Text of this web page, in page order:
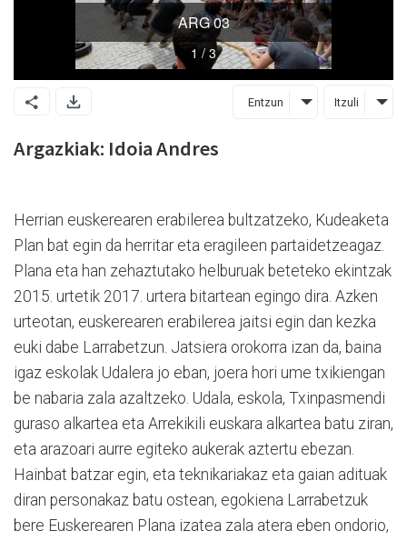
Entzun Itzuli
Argazkiak: Idoia Andres
Herrian euskerearen erabilerea bultzatzeko, Kudeaketa
Plan bat egin da herritar eta eragileen partaidetzeagaz.
Plana eta han zehaztutako helburuak beteteko ekintzak
2015. urtetik 2017. urtera bitartean egingo dira. Azken
urteotan, euskerearen erabilerea jaitsi egin dan kezka
euki dabe Larrabetzun. Jatsiera orokorra izan da, baina
igaz eskolak Udalera jo eban, joera hori ume txikiengan
be nabaria zala azaltzeko. Udala, eskola, Txinpasmendi
guraso alkartea eta Arrekikili euskara alkartea batu ziran,
eta arazoari aurre egiteko aukerak aztertu ebezan.
Hainbat batzar egin, eta teknikariakaz eta gaian adituak
diran personakaz batu ostean, egokiena Larrabetzuk
bere Euskerearen Plana izatea zala atera eben ondorio,